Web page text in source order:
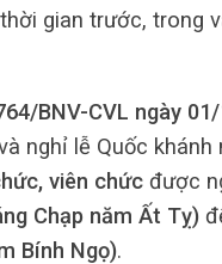
gian trước, trong
BNV-CVL ngày
nghỉ lễ Quốc
viên chức được
Chạp năm Ất Tỵ)
Bính Ngọ).